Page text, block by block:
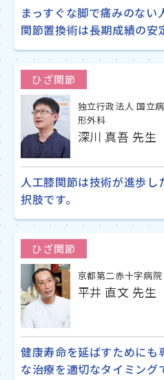
まっすぐな脚で痛みのな
関節置換術は長期成績の安
ひざ関節
独立行政法人 国立
形外科
深川 真吾 先生
人工膝関節は技術が進歩
択肢です。
ひざ関節
京都第二赤十字病
平井 直文 先生
健康寿命を延ばすためにも
な治療を適切なタイミング